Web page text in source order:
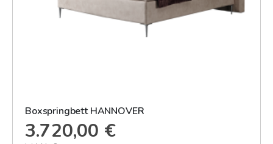
Boxspringbett HANNOVER
3.720,00 €